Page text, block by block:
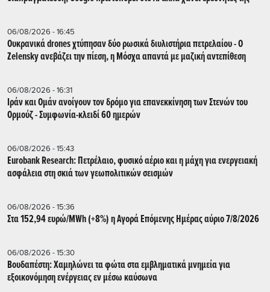
06/08/2026 - 16:45
Ουκρανικά drones χτύπησαν δύο ρωσικά διυλιστήρια πετρελαίου - Ο
Zelensky ανεβάζει την πίεση, η Μόσχα απαντά με μαζική αντεπίθεση
06/08/2026 - 16:31
Ιράν και Ομάν ανοίγουν τον δρόμο για επανεκκίνηση των Στενών του
Ορμούζ - Συμφωνία-κλειδί 60 ημερών
06/08/2026 - 15:43
Eurobank Research: Πετρέλαιο, φυσικό αέριο και η μάχη για ενεργειακή
ασφάλεια στη σκιά των γεωπολιτικών σεισμών
06/08/2026 - 15:36
Στα 152,94 ευρώ/MWh (+8%) η Αγορά Επόμενης Ημέρας αύριο 7/8/2026
06/08/2026 - 15:30
Βουδαπέστη: Χαμηλώνει τα φώτα στα εμβληματικά μνημεία για
εξοικονόμηση ενέργειας εν μέσω καύσωνα